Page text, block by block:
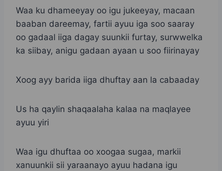
Waa ku dhameeyay oo igu jukeeyay, macaan
baaban dareemay, fartii ayuu iga soo saaray
oo gadaal iiga dagay suunkii furtay, surwwelka
ka siibay, anigu gadaan ayaan u soo fiirinayay
Xoog ayy barida iiga dhuftay aan la cabaaday
Us ha qaylin shaqaalaha kalaa na maqlayee
ayuu yiri
Waa igu dhuftaa oo xoogaa sugaa, markii
xanuunkii sii yaraanayo ayuu hadana igu